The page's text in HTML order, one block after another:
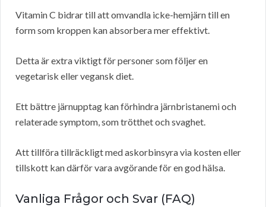
Vitamin C bidrar till att omvandla icke-hemjärn till en
form som kroppen kan absorbera mer effektivt.
Detta är extra viktigt för personer som följer en
vegetarisk eller vegansk diet.
Ett bättre järnupptag kan förhindra järnbristanemi och
relaterade symptom, som trötthet och svaghet.
Att tillföra tillräckligt med askorbinsyra via kosten eller
tillskott kan därför vara avgörande för en god hälsa.
Vanliga Frågor och Svar (FAQ)